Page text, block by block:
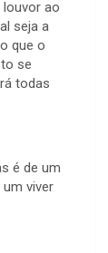
ao
seja a
que o
se
todas
é de um
viver